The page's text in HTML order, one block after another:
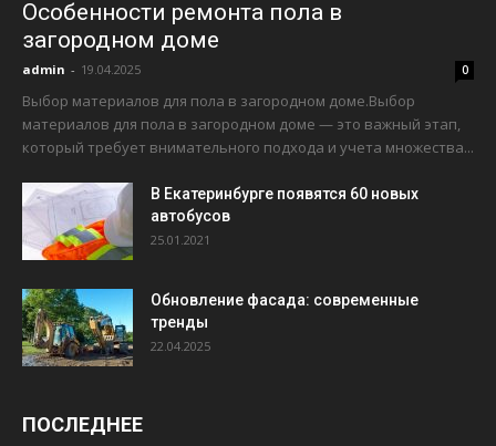
Особенности ремонта пола в
загородном доме
admin - 19.04.2025 0
Выбор материалов для пола в загородном доме.Выбор
материалов для пола в загородном доме — это важный этап,
который требует внимательного подхода и учета множества...
В Екатеринбурге появятся 60 новых
автобусов
25.01.2021
Обновление фасада: современные
тренды
22.04.2025
ПОСЛЕДНЕЕ